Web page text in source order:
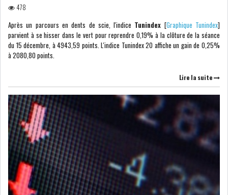
478
Après un parcours en dents de scie, l'indice Tunindex [Graphique Tunindex]
parvient à se hisser dans le vert pour reprendre 0,19% à la clôture de la séance
du 15 décembre, à 4943,59 points. L'indice Tunindex 20 affiche un gain de 0,25%
à 2080,80 points.
Lire la suite